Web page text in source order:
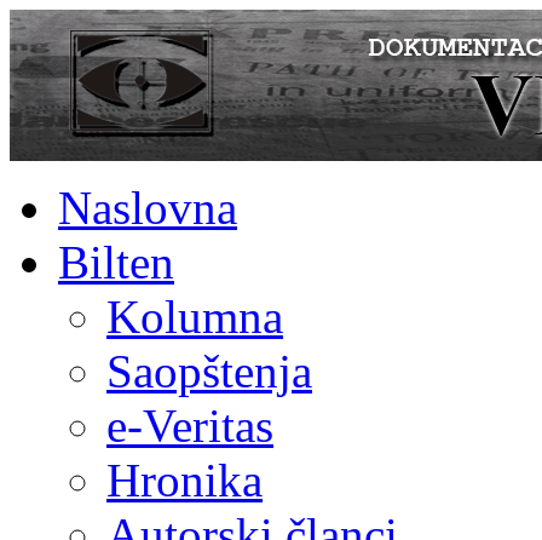
Naslovna
Bilten
Kolumna
Saopštenja
e-Veritas
Hronika